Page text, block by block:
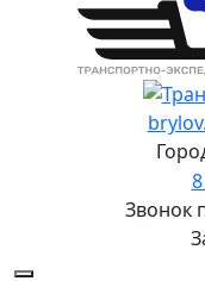
Звонок